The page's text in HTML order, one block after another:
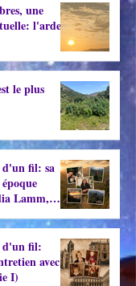
une
l'ardeur
le plus
d'un fil: sa
Lamm,
d'un fil:
avec
I)